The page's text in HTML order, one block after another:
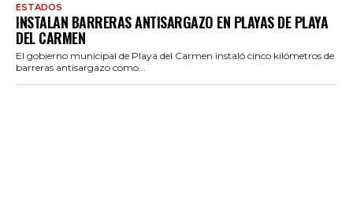
ESTADOS
INSTALAN BARRERAS ANTISARGAZO EN PLAYAS DE PLAYA
DEL CARMEN
El gobierno municipal de Playa del Carmen instaló cinco kilómetros de
barreras antisargazo como...